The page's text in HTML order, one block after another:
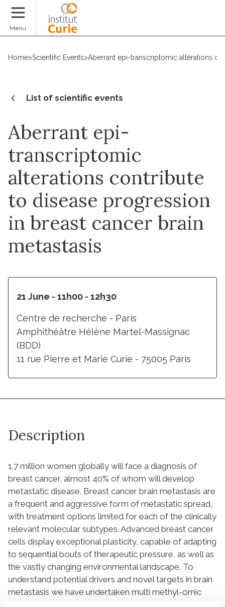
Menu
Home>Scientific Events>Aberrant epi-transcriptomic alterations
List of scientific events
Aberrant epi-
transcriptomic
alterations contribute
to disease progression
in breast cancer brain
metastasis
21 June - 11h00 - 12h30
Centre de recherche - Paris
Amphithéâtre Hélène Martel-Massignac
(BDD)
11 rue Pierre et Marie Curie - 75005 Paris
Description
1.7 million women globally will face a diagnosis of
breast cancer, almost 40% of whom will develop
metastatic disease. Breast cancer brain metastasis are
a frequent and aggressive form of metastatic spread,
with treatment options limited for each of the clinically
relevant molecular subtypes. Advanced breast cancer
cells display exceptional plasticity, capable of adapting
to sequential bouts of therapeutic pressure, as well as
the vastly changing environmental landscape. To
understand potential drivers and novel targets in brain
metastasis we have undertaken multi methyl-omic
studies, and identified HRD as a gained vulnerability